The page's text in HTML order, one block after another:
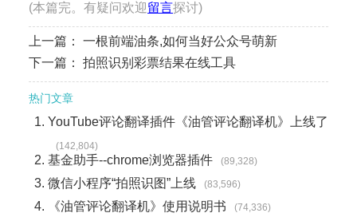
(本篇完。有疑问欢迎留言探讨)
上一篇： 一根前端油条,如何当好公众号萌新
下一篇： 拍照识别彩票结果在线工具
热门文章
YouTube评论翻译插件《油管评论翻译机》上线了
(142,804)
基金助手--chrome浏览器插件 (89,328)
微信小程序“拍照识图”上线 (83,596)
《油管评论翻译机》使用说明书 (74,336)